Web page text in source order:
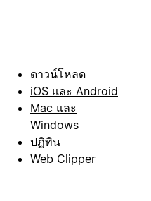
ดาวน์โหลด
iOS และ Android
Mac และ
Windows
ปฏิทิน
Web Clipper